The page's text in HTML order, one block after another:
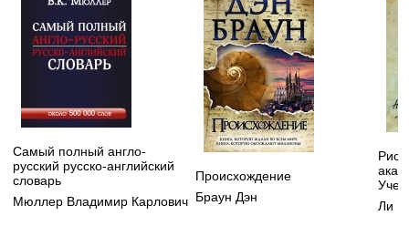
Самый полный англо-
русский русско-английский
словарь
Мюллер Владимир Карлович
Происхождение
Браун Дэн
Ли